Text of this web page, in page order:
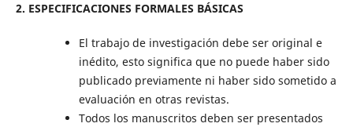
2. ESPECIFICACIONES FORMALES BÁSICAS
El trabajo de investigación debe ser original e
inédito, esto significa que no puede haber sido
publicado previamente ni haber sido sometido a
evaluación en otras revistas.
Todos los manuscritos deben ser presentados